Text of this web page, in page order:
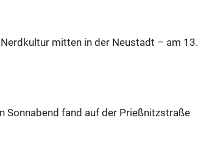
mitten in der Neustadt – am 13.
Sonnabend fand auf der Prießnitzstraße